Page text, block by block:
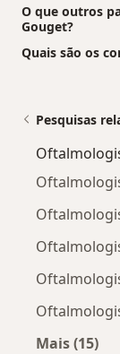
O que outros
Gouget?
Quais são os
Pesquisas
Mais (15)